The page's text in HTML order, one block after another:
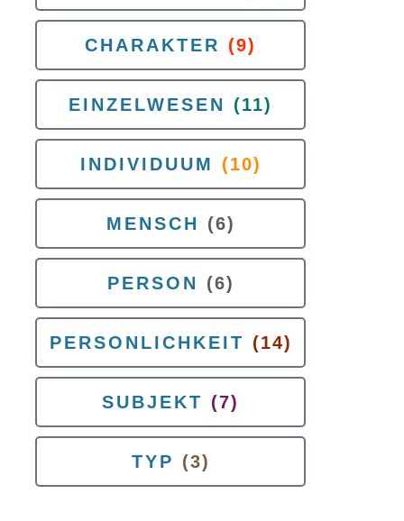
CHARAKTER (9)
EINZELWESEN (11)
INDIVIDUUM (10)
MENSCH (6)
PERSON (6)
PERSONLICHKEIT (14)
SUBJEKT (7)
TYP (3)